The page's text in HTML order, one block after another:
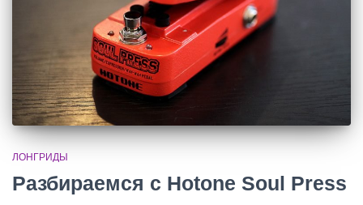
ЛОНГРИДЫ
Разбираемся с Hotone Soul Press